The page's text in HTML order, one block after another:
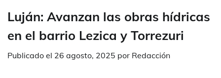
Luján: Avanzan las obras hídricas
en el barrio Lezica y Torrezuri
Publicado el 26 agosto, 2025 por Redacción